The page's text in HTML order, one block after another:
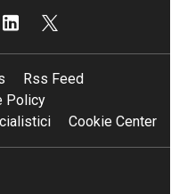
Rss Feed
Policy
Cookie Center